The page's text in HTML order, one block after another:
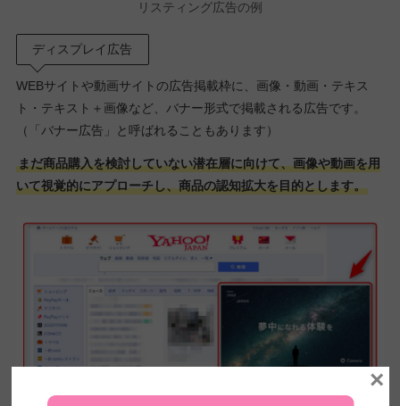
リスティング広告の例
ディスプレイ広告
WEBサイトや動画サイトの広告掲載枠に、画像・動画・テキス
ト・テキスト＋画像など、バナー形式で掲載される広告です。
（「バナー広告」と呼ばれることもあります）
まだ商品購入を検討していない潜在層に向けて、画像や動画を用
いて視覚的にアプローチし、商品の認知拡大を目的とします。
×